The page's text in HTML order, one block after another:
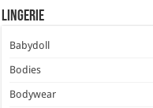
Lingerie
Babydoll
Bodies
Bodywear